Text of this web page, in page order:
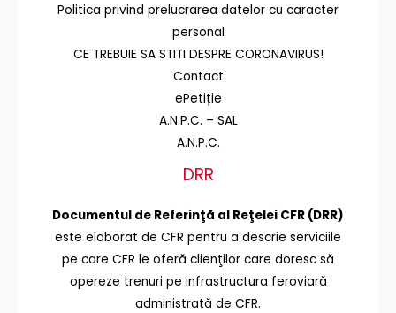
Politica privind prelucrarea datelor cu caracter
personal
CE TREBUIE SA STITI DESPRE CORONAVIRUS!
Contact
ePetiție
A.N.P.C. – SAL
A.N.P.C.
DRR
Documentul de Referinţă al Reţelei CFR (DRR)
este elaborat de CFR pentru a descrie serviciile
pe care CFR le oferă clienţilor care doresc să
opereze trenuri pe infrastructura feroviară
administrată de CFR.